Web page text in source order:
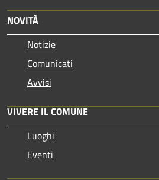
NOVITÀ
Notizie
Comunicati
Avvisi
VIVERE IL COMUNE
Luoghi
Eventi